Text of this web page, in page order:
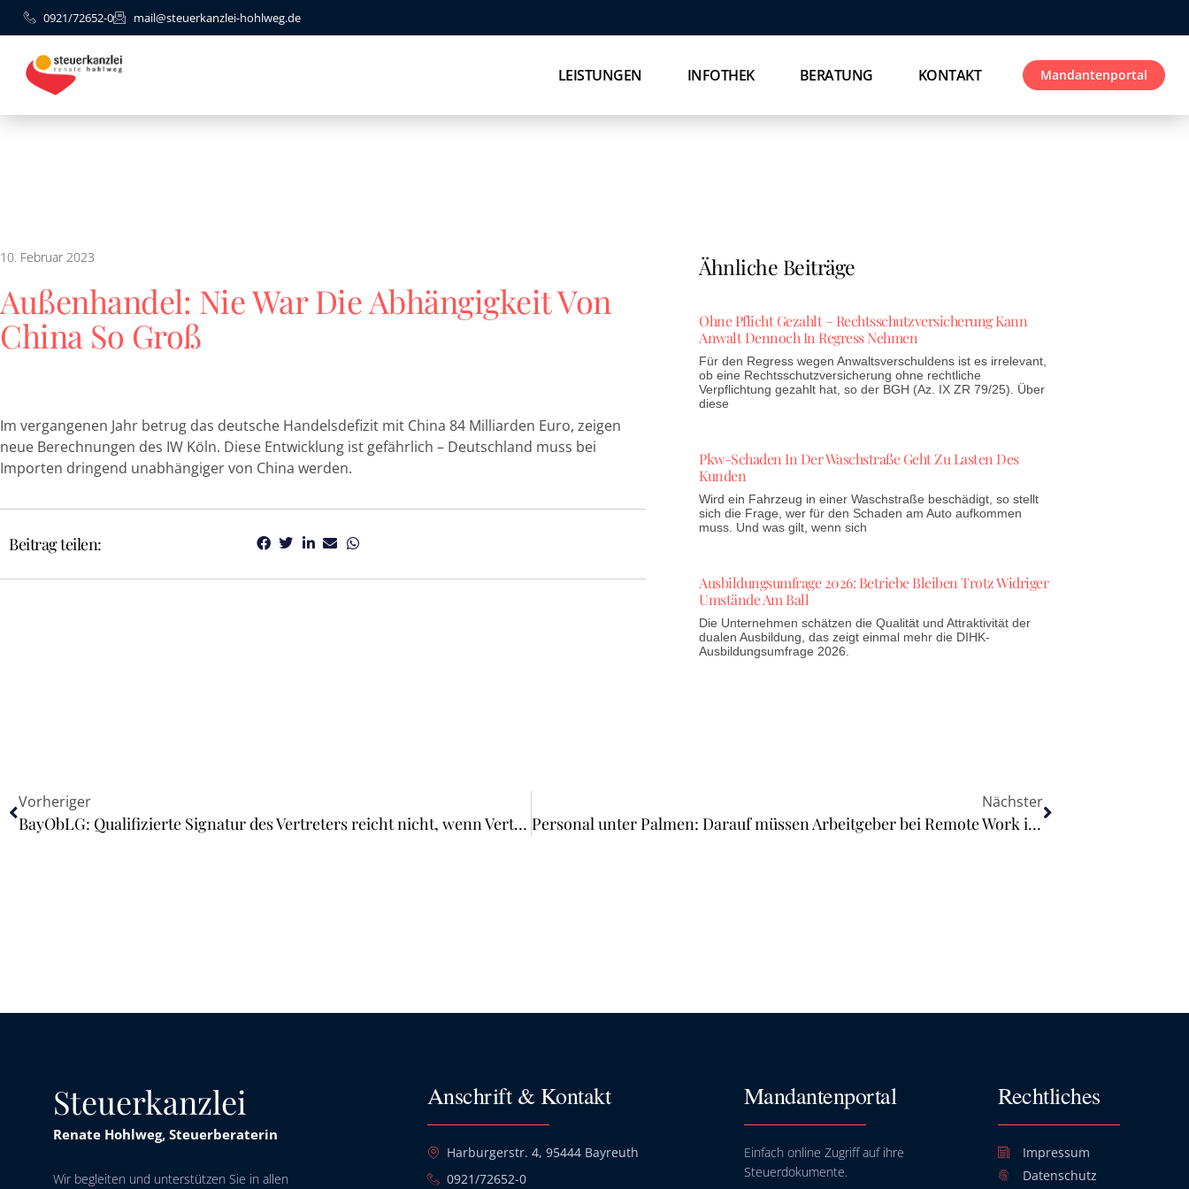
0921/72652-0 mail@steuerkanzlei-hohlweg.de
LEISTUNGEN INFOTHEK BERATUNG KONTAKT Mandantenportal
10. Februar 2023
Außenhandel: Nie War Die Abhängigkeit Von
China So Groß
Im vergangenen Jahr betrug das deutsche Handelsdefizit mit China 84 Milliarden Euro, zeigen
neue Berechnungen des IW Köln. Diese Entwicklung ist gefährlich – Deutschland muss bei
Importen dringend unabhängiger von China werden.
Beitrag teilen:
Ähnliche Beiträge
Ohne Pflicht Gezahlt – Rechtsschutzversicherung Kann
Anwalt Dennoch In Regress Nehmen
Für den Regress wegen Anwaltsverschuldens ist es irrelevant,
ob eine Rechtsschutzversicherung ohne rechtliche
Verpflichtung gezahlt hat, so der BGH (Az. IX ZR 79/25). Über
diese
Pkw-Schaden In Der Waschstraße Geht Zu Lasten Des
Kunden
Wird ein Fahrzeug in einer Waschstraße beschädigt, so stellt
sich die Frage, wer für den Schaden am Auto aufkommen
muss. Und was gilt, wenn sich
Ausbildungsumfrage 2026: Betriebe Bleiben Trotz Widriger
Umstände Am Ball
Die Unternehmen schätzen die Qualität und Attraktivität der
dualen Ausbildung, das zeigt einmal mehr die DIHK-
Ausbildungsumfrage 2026.
Vorheriger
BayObLG: Qualifizierte Signatur des Vertreters reicht nicht, wenn Vertretener unterzeichnet
Nächster
Personal unter Palmen: Darauf müssen Arbeitgeber bei Remote Work im Ausland achten
Steuerkanzlei
Renate Hohlweg, Steuerberaterin
Wir begleiten und unterstützen Sie in allen
Anschrift & Kontakt
Harburgerstr. 4, 95444 Bayreuth
0921/72652-0
Mandantenportal
Einfach online Zugriff auf ihre
Steuerdokumente.
Rechtliches
Impressum
Datenschutz